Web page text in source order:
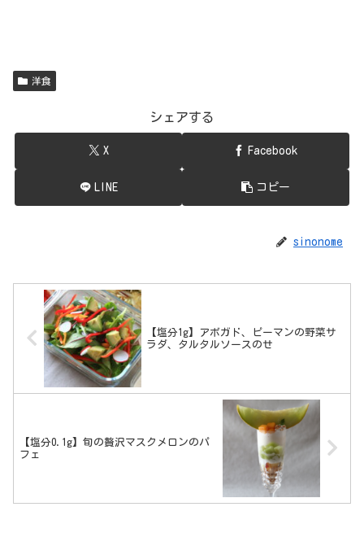
洋食
シェアする
X Facebook
LINE コピー
sinonome
【塩分1g】アボガド、ピーマンの野菜サ
ラダ、タルタルソースのせ
【塩分0.1g】旬の贅沢マスクメロンのパ
フェ